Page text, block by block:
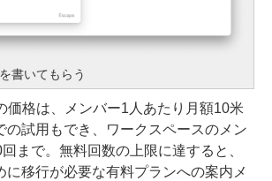
書いてもらう
格は、メンバー1人あたり月額10米
の試用もでき、ワークスペースのメン
まで。無料回数の上限に達すると、
に移行が必要な有料プランへの案内メ